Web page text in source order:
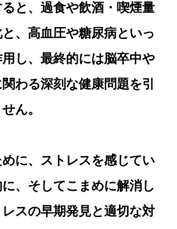
と、過食や飲酒・喫煙量
、高血圧や糖尿病といっ
し、最終的には脳卒中や
わる深刻な健康問題を引
ん。
に、ストレスを感じてい
、そしてこまめに解消し
レスの早期発見と適切な対